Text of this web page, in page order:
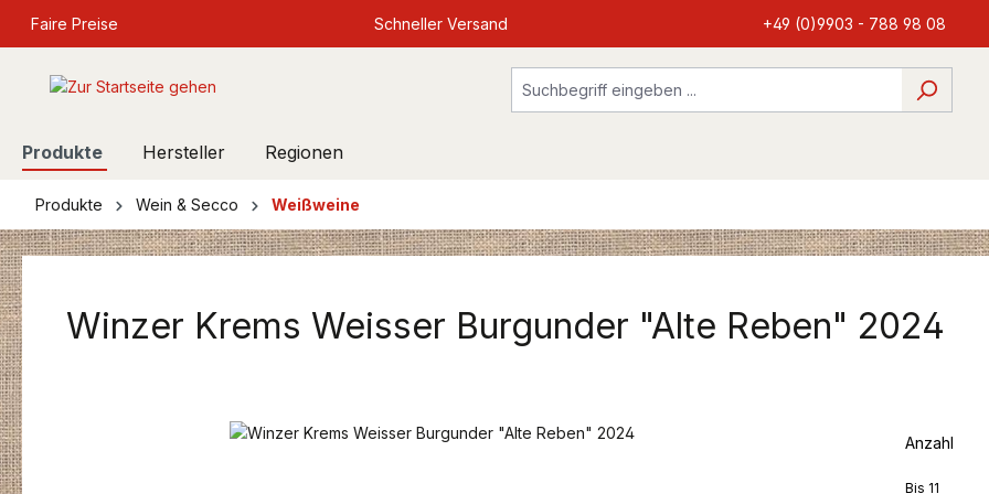
Zur Hauptnavigation springen
Faire Preise Schneller Versand +49 (0)9903 - 788 98 08
Produkte Hersteller Regionen
Produkte Wein & Secco Weißweine
Winzer Krems Weisser Burgunder "Alte Reben" 2024
Bildergalerie überspringen
Anzahl
Bis 11